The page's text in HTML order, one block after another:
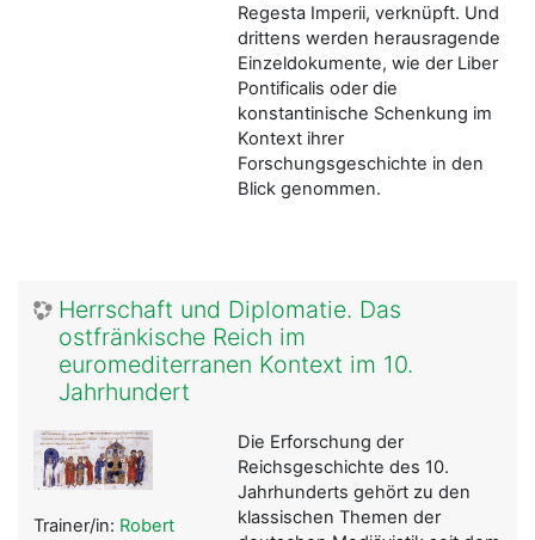
Regesta Imperii, verknüpft. Und
drittens werden herausragende
Einzeldokumente, wie der Liber
Pontificalis oder die
konstantinische Schenkung im
Kontext ihrer
Forschungsgeschichte in den
Blick genommen.
Herrschaft und Diplomatie. Das
ostfränkische Reich im
euromediterranen Kontext im 10.
Jahrhundert
Die Erforschung der
Reichsgeschichte des 10.
Jahrhunderts gehört zu den
klassischen Themen der
Trainer/in: Robert